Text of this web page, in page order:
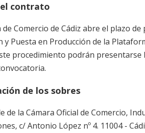
contrato
de Comercio de Cádiz abre el plazo
y Puesta en Producción de la
procedimiento podrán
de los sobres
de la Cámara Oficial de Comercio,
c/ Antonio López nº 4. 11004 -